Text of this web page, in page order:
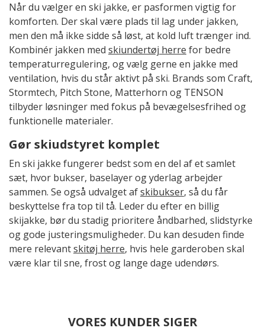
Når du vælger en ski jakke, er pasformen vigtig for
komforten. Der skal være plads til lag under jakken,
men den må ikke sidde så løst, at kold luft trænger ind.
Kombinér jakken med skiundertøj herre for bedre
temperaturregulering, og vælg gerne en jakke med
ventilation, hvis du står aktivt på ski. Brands som Craft,
Stormtech, Pitch Stone, Matterhorn og TENSON
tilbyder løsninger med fokus på bevægelsesfrihed og
funktionelle materialer.
Gør skiudstyret komplet
En ski jakke fungerer bedst som en del af et samlet
sæt, hvor bukser, baselayer og yderlag arbejder
sammen. Se også udvalget afskibukser, så du får
beskyttelse fra top til tå. Leder du efter en billig
skijakke, bør du stadig prioritere åndbarhed, slidstyrke
og gode justeringsmuligheder. Du kan desuden finde
mere relevantskitøj herre, hvis hele garderoben skal
være klar til sne, frost og lange dage udendørs.
VORES KUNDER SIGER